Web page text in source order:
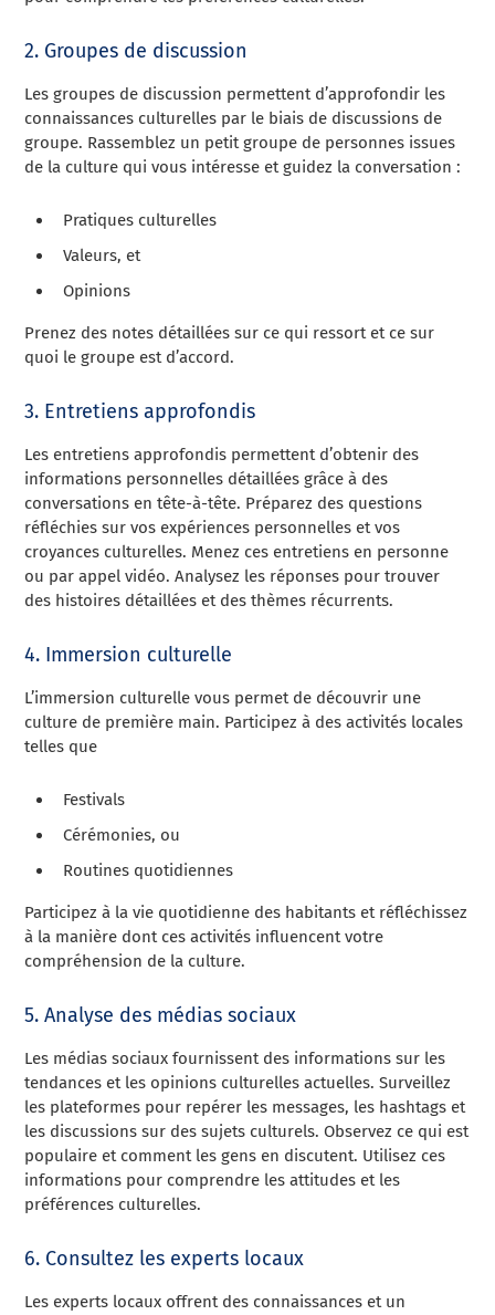
2. Groupes de discussion
Les groupes de discussion permettent d’approfondir les
connaissances culturelles par le biais de discussions de
groupe. Rassemblez un petit groupe de personnes issues
de la culture qui vous intéresse et guidez la conversation :
Pratiques culturelles
Valeurs, et
Opinions
Prenez des notes détaillées sur ce qui ressort et ce sur
quoi le groupe est d’accord.
3. Entretiens approfondis
Les entretiens approfondis permettent d’obtenir des
informations personnelles détaillées grâce à des
conversations en tête-à-tête. Préparez des questions
réfléchies sur vos expériences personnelles et vos
croyances culturelles. Menez ces entretiens en personne
ou par appel vidéo. Analysez les réponses pour trouver
des histoires détaillées et des thèmes récurrents.
4. Immersion culturelle
L’immersion culturelle vous permet de découvrir une
culture de première main. Participez à des activités locales
telles que
Festivals
Cérémonies, ou
Routines quotidiennes
Participez à la vie quotidienne des habitants et réfléchissez
à la manière dont ces activités influencent votre
compréhension de la culture.
5. Analyse des médias sociaux
Les médias sociaux fournissent des informations sur les
tendances et les opinions culturelles actuelles. Surveillez
les plateformes pour repérer les messages, les hashtags et
les discussions sur des sujets culturels. Observez ce qui est
populaire et comment les gens en discutent. Utilisez ces
informations pour comprendre les attitudes et les
préférences culturelles.
6. Consultez les experts locaux
Les experts locaux offrent des connaissances et un